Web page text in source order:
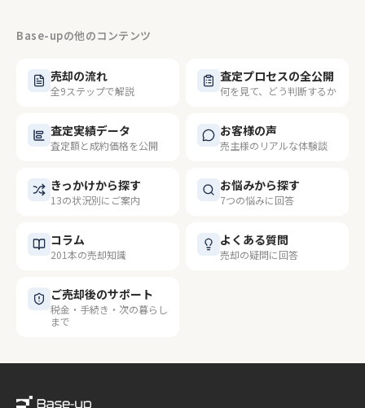
Base-upの他のコンテンツ
売却の流れ
全9ステップで解説
査定プロセスの全公開
何を見て、どう判断するか
査定実績データ
査定額と成約価格を公開
お客様の声
売主様のリアルな体験談
きっかけから探す
13の状況別にご案内
お悩みから探す
7つの悩みに回答
コラム
201本の売却知識
よくある質問
売却の疑問に回答
ご売却後のサポート
税金・手続き・次の暮らし
まで